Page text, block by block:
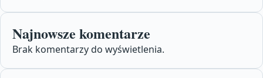
Najnowsze komentarze
Brak komentarzy do wyświetlenia.